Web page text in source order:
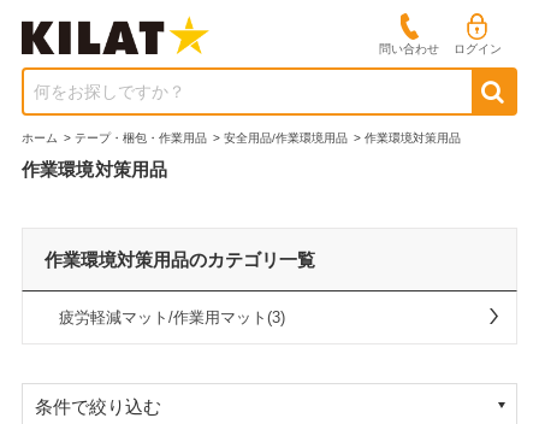
問い合わせ ログイン
何をお探しですか？
ホーム > テープ・梱包・作業用品 > 安全用品/作業環境用品 > 作業環境対策用品
作業環境対策用品
作業環境対策用品のカテゴリ一覧
疲労軽減マット/作業用マット(3)
条件で絞り込む